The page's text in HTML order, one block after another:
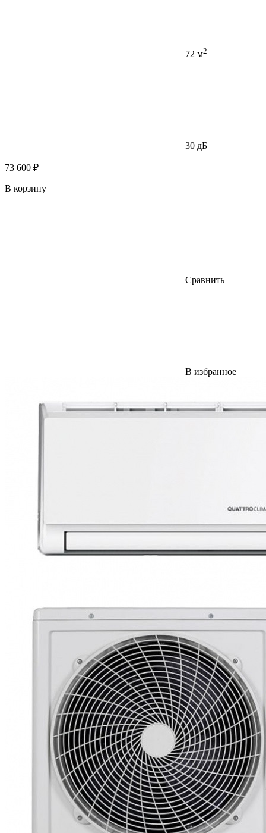
72 м2
30 дБ
73 600 ₽
В корзину
Сравнить
В избранное